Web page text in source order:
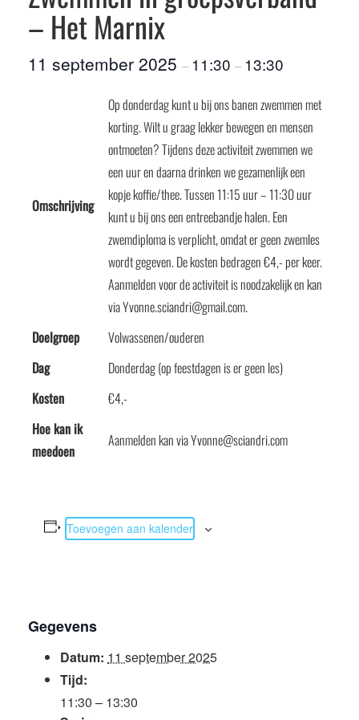
– Het Marnix
11 september 2025 – 11:30 – 13:30
Omschrijving
Op donderdag kunt u bij ons banen zwemmen met
korting. Wilt u graag lekker bewegen en mensen
ontmoeten? Tijdens deze activiteit zwemmen we
een uur en daarna drinken we gezamenlijk een
kopje koffie/thee. Tussen 11:15 uur – 11:30 uur
kunt u bij ons een entreebandje halen. Een
zwemdiploma is verplicht, omdat er geen zwemles
wordt gegeven. De kosten bedragen €4,- per keer.
Aanmelden voor de activiteit is noodzakelijk en kan
via Yvonne.sciandri@gmail.com.
Doelgroep
Volwassenen/ouderen
Dag
Donderdag (op feestdagen is er geen les)
Kosten
€4,-
Hoe kan ik
meedoen
Aanmelden kan via Yvonne@sciandri.com
Toevoegen aan kalender
Gegevens
Datum: 11 september 2025
Tijd:
11:30 – 13:30